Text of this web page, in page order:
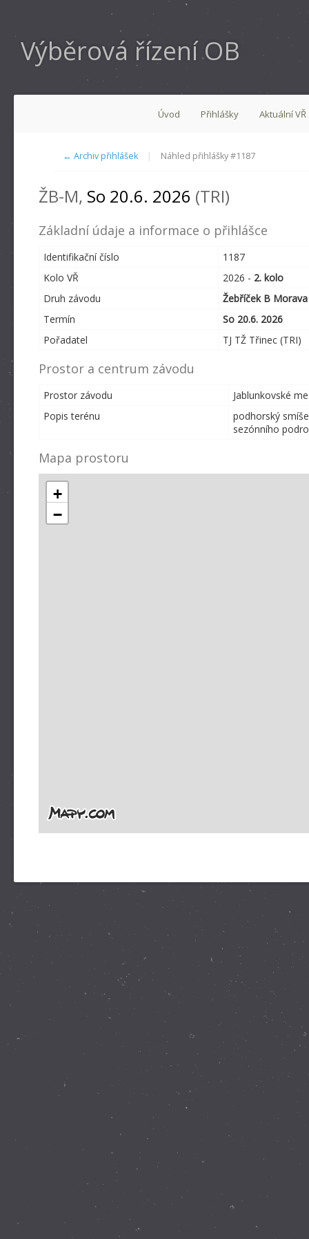
Výběrová řízení OB
Úvod Přihlášky Aktuální VŘ
← Archiv přihlášek | Náhled přihlášky #1187
ŽB-M, So 20.6. 2026 (TRI)
Základní údaje a informace o přihlášce
Identifikační číslo
1187
Kolo VŘ
2026 - 2. kolo
Druh závodu
Žebříček B Morava
Termín
So 20.6. 2026
Pořadatel
TJ TŽ Třinec (TRI)
Prostor a centrum závodu
Prostor závodu
Jablunkovské
Popis terénu
podhorský
sezónního
Mapa prostoru
+
−